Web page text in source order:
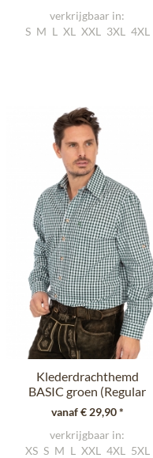
verkrijgbaar in:
S M L XL XXL 3XL 4XL
Klederdrachthemd
BASIC groen (Regular
Fit)
vanaf € 29,90 *
verkrijgbaar in:
XS S M L XXL 4XL 5XL